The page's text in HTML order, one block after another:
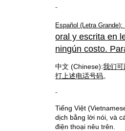
Español (Letra Grande):
oral y escrita en
ningún costo.
中文 (Chinese):我们可
打上述电话号码。
Tiếng Việt
dịch bằng lời nói, và
điện thoại nêu trên.